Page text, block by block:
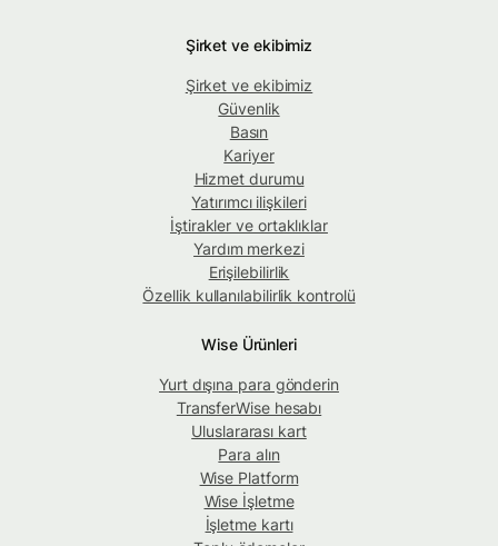
Şirket ve ekibimiz
Şirket ve ekibimiz
Güvenlik
Basın
Kariyer
Hizmet durumu
Yatırımcı ilişkileri
İştirakler ve ortaklıklar
Yardım merkezi
Erişilebilirlik
Özellik kullanılabilirlik kontrolü
Wise Ürünleri
Yurt dışına para gönderin
TransferWise hesabı
Uluslararası kart
Para alın
Wise Platform
Wise İşletme
İşletme kartı